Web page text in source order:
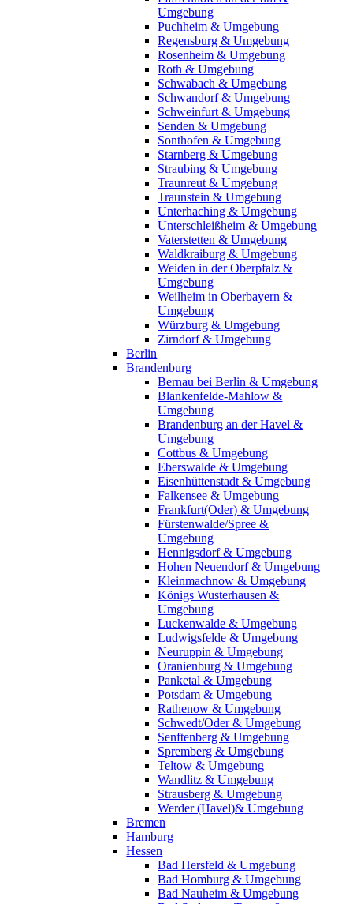
Umgebung
Puchheim & Umgebung
Regensburg & Umgebung
Rosenheim & Umgebung
Roth & Umgebung
Schwabach & Umgebung
Schwandorf & Umgebung
Schweinfurt & Umgebung
Senden & Umgebung
Sonthofen & Umgebung
Starnberg & Umgebung
Straubing & Umgebung
Traunreut & Umgebung
Traunstein & Umgebung
Unterhaching & Umgebung
Unterschleißheim & Umgebung
Vaterstetten & Umgebung
Waldkraiburg & Umgebung
Weiden in der Oberpfalz &
Umgebung
Weilheim in Oberbayern &
Umgebung
Würzburg & Umgebung
Zirndorf & Umgebung
Berlin
Brandenburg
Bernau bei Berlin & Umgebung
Blankenfelde-Mahlow &
Umgebung
Brandenburg an der Havel &
Umgebung
Cottbus & Umgebung
Eberswalde & Umgebung
Eisenhüttenstadt & Umgebung
Falkensee & Umgebung
Frankfurt(Oder) & Umgebung
Fürstenwalde/Spree &
Umgebung
Hennigsdorf & Umgebung
Hohen Neuendorf & Umgebung
Kleinmachnow & Umgebung
Königs Wusterhausen &
Umgebung
Luckenwalde & Umgebung
Ludwigsfelde & Umgebung
Neuruppin & Umgebung
Oranienburg & Umgebung
Panketal & Umgebung
Potsdam & Umgebung
Rathenow & Umgebung
Schwedt/Oder & Umgebung
Senftenberg & Umgebung
Spremberg & Umgebung
Teltow & Umgebung
Wandlitz & Umgebung
Strausberg & Umgebung
Werder (Havel)& Umgebung
Bremen
Hamburg
Hessen
Bad Hersfeld & Umgebung
Bad Homburg & Umgebung
Bad Nauheim & Umgebung